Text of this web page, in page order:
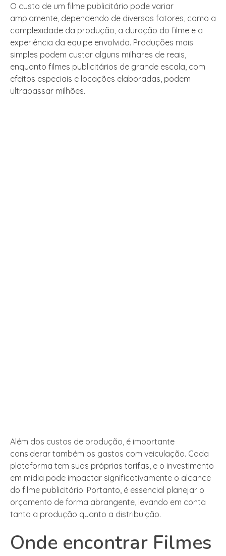
O custo de um filme publicitário pode variar
amplamente, dependendo de diversos fatores, como a
complexidade da produção, a duração do filme e a
experiência da equipe envolvida. Produções mais
simples podem custar alguns milhares de reais,
enquanto filmes publicitários de grande escala, com
efeitos especiais e locações elaboradas, podem
ultrapassar milhões.
Além dos custos de produção, é importante
considerar também os gastos com veiculação. Cada
plataforma tem suas próprias tarifas, e o investimento
em mídia pode impactar significativamente o alcance
do filme publicitário. Portanto, é essencial planejar o
orçamento de forma abrangente, levando em conta
tanto a produção quanto a distribuição.
Onde encontrar Filmes